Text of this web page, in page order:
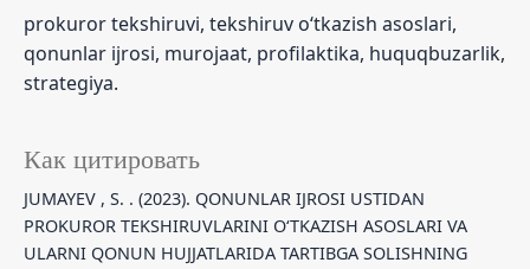
prokuror tekshiruvi, tekshiruv o‘tkazish asoslari,
qonunlar ijrosi, murojaat, profilaktika, huquqbuzarlik,
strategiya.
Как цитировать
JUMAYEV , S. . (2023). QONUNLAR IJROSI USTIDAN
PROKUROR TEKSHIRUVLARINI O‘TKAZISH ASOSLARI VA
ULARNI QONUN HUJJATLARIDA TARTIBGA SOLISHNING